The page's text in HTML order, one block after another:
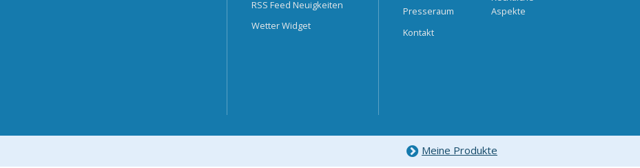
RSS Feed Neuigkeiten
Wetter Widget
Presseraum
Kontakt
Aspekte
Meine Produkte